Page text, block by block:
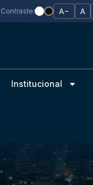
Contraste: A− A
Institucional